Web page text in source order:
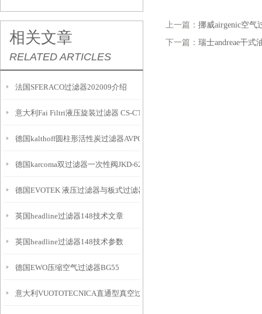
相关文章
RELATED ARTICLES
法国SFERACO过滤器202009介绍
意大利Fai Filtri液压旋装过滤器 CS-CTT产品系列
德国kalthoff圆柱形活性炭过滤器AVPC产品系列特点与用途
德国karcoma双过滤器一次性阀JKD-620-G介绍
德国EVOTEK 液压过滤器与板式过滤器系列
英国headline过滤器148技术文章
英国headline过滤器148技术参数
德国EWO压缩空气过滤器BG55
意大利VUOTOTECNICA直通型真空过滤器
上一篇： 挪威airgenic空气
下一篇： 瑞士andreae干式